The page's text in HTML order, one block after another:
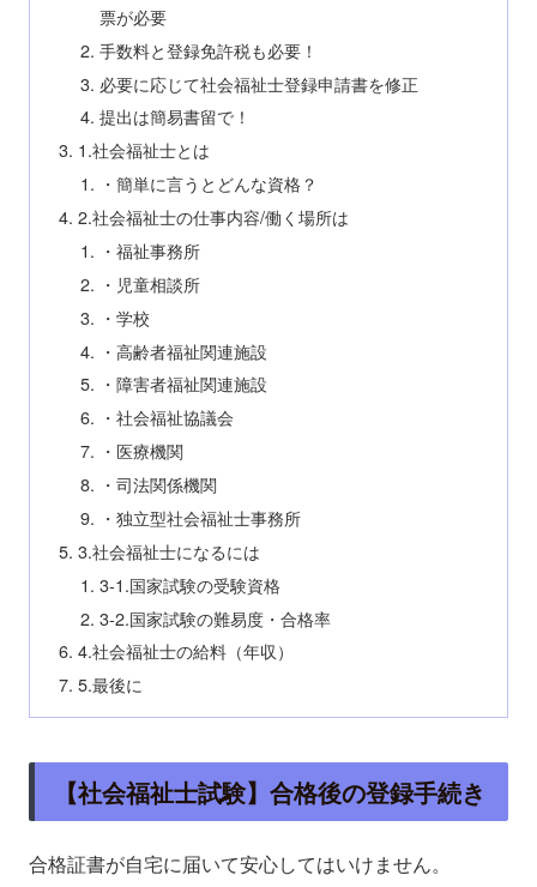
票が必要
手数料と登録免許税も必要！
必要に応じて社会福祉士登録申請書を修正
提出は簡易書留で！
1.社会福祉士とは
・簡単に言うとどんな資格？
2.社会福祉士の仕事内容/働く場所は
・福祉事務所
・児童相談所
・学校
・高齢者福祉関連施設
・障害者福祉関連施設
・社会福祉協議会
・医療機関
・司法関係機関
・独立型社会福祉士事務所
3.社会福祉士になるには
3-1.国家試験の受験資格
3-2.国家試験の難易度・合格率
4.社会福祉士の給料（年収）
5.最後に
【社会福祉士試験】合格後の登録手続き
合格証書が自宅に届いて安心してはいけません。